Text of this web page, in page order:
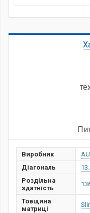
Виробник
Діагональ
Роздільна
здатність
Товщина
матриці